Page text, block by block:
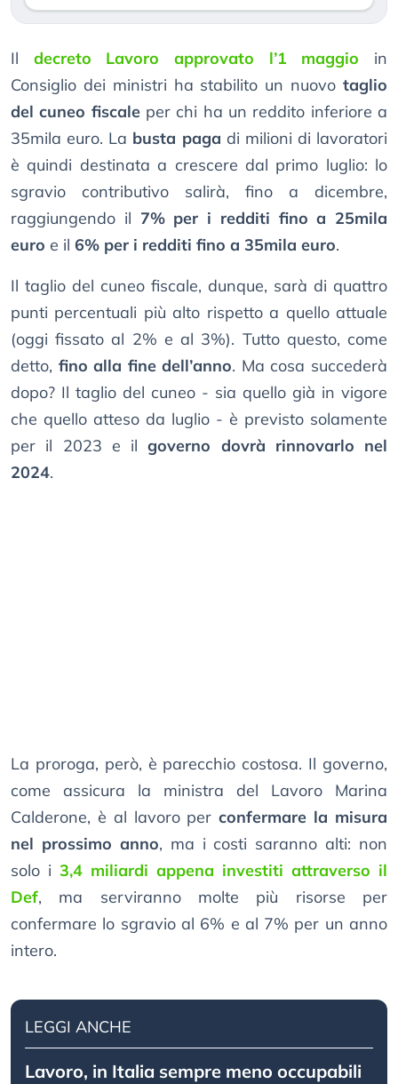
Il decreto Lavoro approvato l’1 maggio in
Consiglio dei ministri ha stabilito un nuovo taglio
del cuneo fiscaleper chi ha un reddito inferiore a
35mila euro. La busta paga di milioni di lavoratori
è quindi destinata a crescere dal primo luglio: lo
sgravio contributivo salirà, fino a dicembre,
raggiungendo il 7% per i redditi fino a 25mila
euro e il 6% per i redditi fino a 35mila euro.
Il taglio del cuneo fiscale, dunque, sarà di quattro
punti percentuali più alto rispetto a quello attuale
(oggi fissato al 2% e al 3%). Tutto questo, come
detto, fino alla fine dell’anno. Ma cosa succederà
dopo? Il taglio del cuneo - sia quello già in vigore
che quello atteso da luglio - è previsto solamente
per il 2023 e ilgoverno dovrà rinnovarlo nel
2024.
La proroga, però, è parecchio costosa. Il governo,
come assicura la ministra del Lavoro Marina
Calderone, è al lavoro perconfermare la misura
nel prossimo anno, ma i costi saranno alti: non
solo i 3,4 miliardi appena investiti attraverso il
Def, ma serviranno molte più risorse per
confermare lo sgravio al 6% e al 7% per un anno
intero.
LEGGI ANCHE
Lavoro, in Italia sempre meno occupabili